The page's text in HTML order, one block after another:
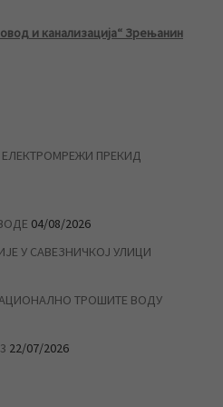
и канализација“ Зрењанин
ЕЛЕКТРОМРЕЖИ ПРЕКИД
04/08/2026
У САВЕЗНИЧКОЈ УЛИЦИ
ТРОШИТЕ ВОДУ
22/07/2026